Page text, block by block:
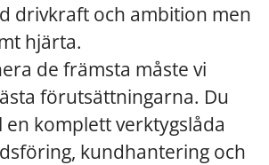
drivkraft och ambition men
hjärta.
de främsta måste vi
förutsättningarna. Du
en komplett verktygslåda
kundhantering och